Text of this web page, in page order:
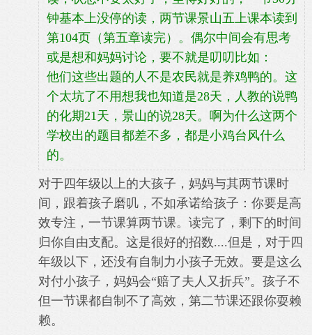
钟基本上没停的读，两节课景山五上课本读到
第104页（第五章读完）。偶尔中间会有思考
或是想和妈妈讨论，要不就是叨叨比如：
他们这些出题的人不是农民就是养鸡鸭的。这
个太坑了不用想我也知道是28天，人教的说鸭
的化期21天，景山的说28天。啊为什么这两个
学校出的题目都差不多，都是小鸡台风什么
的。
对于四年级以上的大孩子，妈妈与其两节课时
间，跟着孩子磨叽，不如承诺给孩子：你要是高
效专注，一节课算两节课。读完了，剩下的时间
归你自由支配。这是很好的招数....但是，对于四
年级以下，还没有自制力小孩子无效。要是这么
对付小孩子，妈妈会“赔了夫人又折兵”。孩子不
但一节课都自制不了高效，第二节课还跟你耍赖
赖。